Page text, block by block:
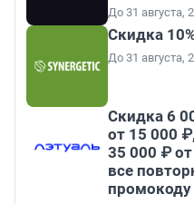
До 31 августа,
Скидка
До 31 августа,
Скидка 6
от 15 000
35 000 ₽
все